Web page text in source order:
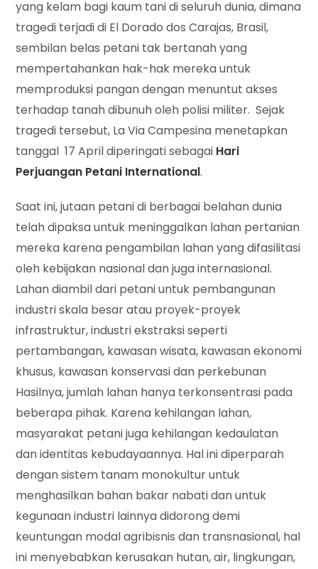
yang kelam bagi kaum tani di seluruh dunia, dimana
tragedi terjadi di El Dorado dos Carajas, Brasil,
sembilan belas petani tak bertanah yang
mempertahankan hak-hak mereka untuk
memproduksi pangan dengan menuntut akses
terhadap tanah dibunuh oleh polisi militer. Sejak
tragedi tersebut, La Via Campesina menetapkan
tanggal 17 April diperingati sebagai Hari
Perjuangan Petani International.
Saat ini, jutaan petani di berbagai belahan dunia
telah dipaksa untuk meninggalkan lahan pertanian
mereka karena pengambilan lahan yang difasilitasi
oleh kebijakan nasional dan juga internasional.
Lahan diambil dari petani untuk pembangunan
industri skala besar atau proyek-proyek
infrastruktur, industri ekstraksi seperti
pertambangan, kawasan wisata, kawasan ekonomi
khusus, kawasan konservasi dan perkebunan
Hasilnya, jumlah lahan hanya terkonsentrasi pada
beberapa pihak. Karena kehilangan lahan,
masyarakat petani juga kehilangan kedaulatan
dan identitas kebudayaannya. Hal ini diperparah
dengan sistem tanam monokultur untuk
menghasilkan bahan bakar nabati dan untuk
kegunaan industri lainnya didorong demi
keuntungan modal agribisnis dan transnasional, hal
ini menyebabkan kerusakan hutan, air, lingkungan,